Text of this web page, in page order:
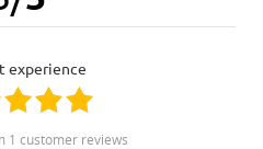
experience
1 customer reviews